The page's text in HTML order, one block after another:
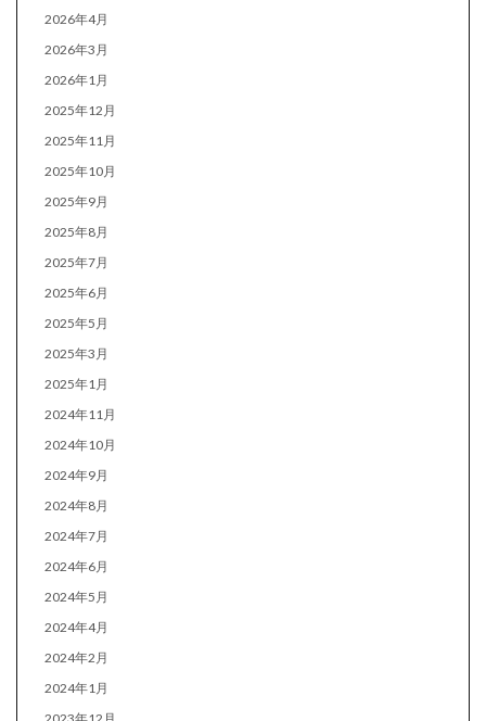
2026年4月
2026年3月
2026年1月
2025年12月
2025年11月
2025年10月
2025年9月
2025年8月
2025年7月
2025年6月
2025年5月
2025年3月
2025年1月
2024年11月
2024年10月
2024年9月
2024年8月
2024年7月
2024年6月
2024年5月
2024年4月
2024年2月
2024年1月